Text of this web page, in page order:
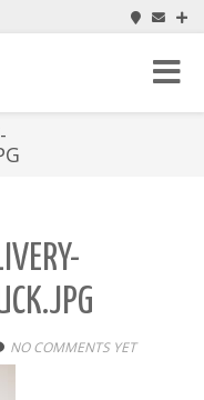
Toggle
NO COMMENTS YET